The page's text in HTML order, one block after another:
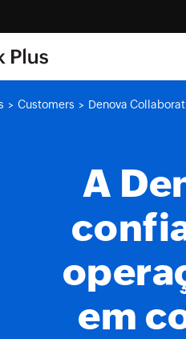
> Customers > Denova
A
em